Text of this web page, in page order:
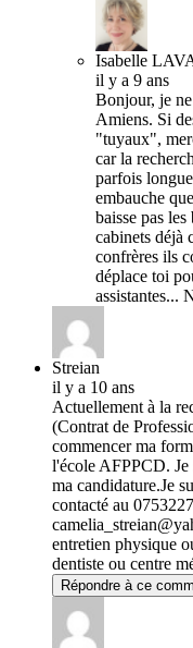
Isabelle
il y a 9 ans
Bonjour, je
Amiens. Si
"tuyaux",
car la
parfois
embauche
baisse pas
cabinets déjà
confrères ils
déplace toi
assistantes...
Streian
il y a 10 ans
Actuellement à la
(Contrat de
commencer ma
l'école AFPPCD. Je
ma candidature.Je
contacté au
entretien physique
dentiste ou centre
Répondre à ce